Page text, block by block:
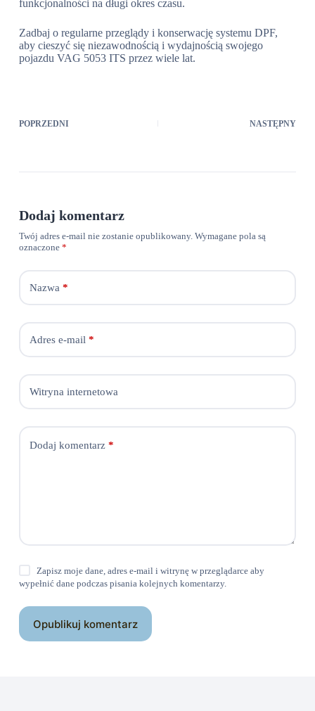
funkcjonalności na długi okres czasu.
Zadbaj o regularne przeglądy i konserwację systemu DPF,
aby cieszyć się niezawodnością i wydajnością swojego
pojazdu VAG 5053 ITS przez wiele lat.
POPRZEDNI NASTĘPNY
Dodaj komentarz
Twój adres e-mail nie zostanie opublikowany. Wymagane pola są
oznaczone *
Nazwa *
Adres e-mail *
Witryna internetowa
Dodaj komentarz*
Zapisz moje dane, adres e-mail i witrynę w przeglądarce aby
wypełnić dane podczas pisania kolejnych komentarzy.
Opublikuj komentarz